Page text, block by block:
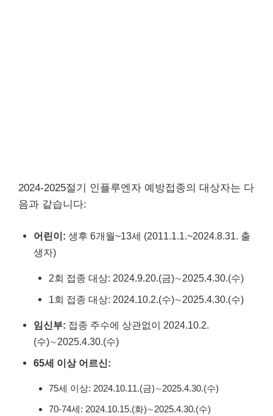
2024-2025절기 인플루엔자 예방접종의 대상자는 다
음과 같습니다:
어린이: 생후 6개월~13세 (2011.1.1.~2024.8.31. 출
생자)
2회 접종 대상: 2024.9.20.(금)∼2025.4.30.(수)
1회 접종 대상: 2024.10.2.(수)∼2025.4.30.(수)
임신부: 접종 주수에 상관없이 2024.10.2.
(수)∼2025.4.30.(수)
65세 이상 어르신:
75세 이상: 2024.10.11.(금)∼2025.4.30.(수)
70-74세: 2024.10.15.(화)∼2025.4.30.(수)